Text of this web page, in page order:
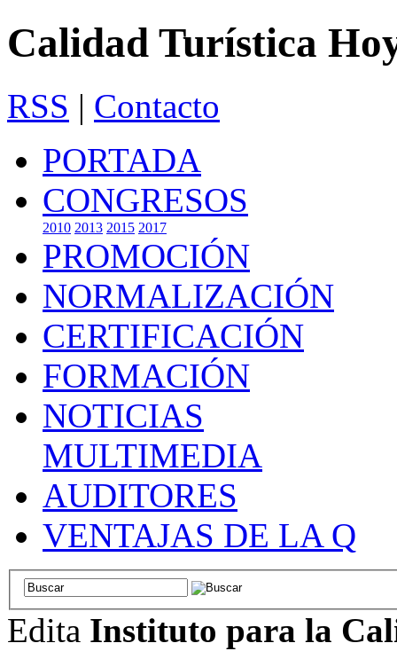
Calidad Turística
RSS | Contacto
PORTADA
CONGRESOS
2010 2013 2015 2017
PROMOCIÓN
NORMALIZACIÓN
CERTIFICACIÓN
FORMACIÓN
NOTICIAS
MULTIMEDIA
AUDITORES
VENTAJAS DE LA Q
Edita Instituto para la